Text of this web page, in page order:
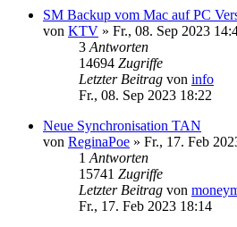
SM Backup vom Mac auf PC
von KTV » Fr., 08. Sep 2023
3 Antworten
14694 Zugriffe
Letzter Beitrag von info
Fr., 08. Sep 2023 18:22
Neue Synchronisation TAN
von ReginaPoe » Fr., 17. Feb
1 Antworten
15741 Zugriffe
Letzter Beitrag von
Fr., 17. Feb 2023 18:14